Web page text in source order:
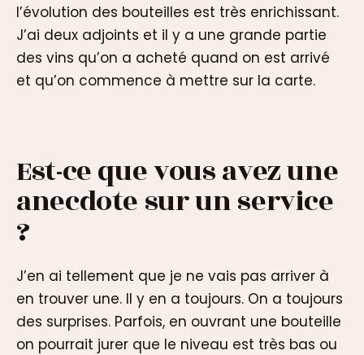
l’évolution des bouteilles est très enrichissant.
J’ai deux adjoints et il y a une grande partie
des vins qu’on a acheté quand on est arrivé
et qu’on commence à mettre sur la carte.
Est-ce que vous avez une
anecdote sur un service
?
J’en ai tellement que je ne vais pas arriver à
en trouver une. Il y en a toujours. On a toujours
des surprises. Parfois, en ouvrant une bouteille
on pourrait jurer que le niveau est très bas ou